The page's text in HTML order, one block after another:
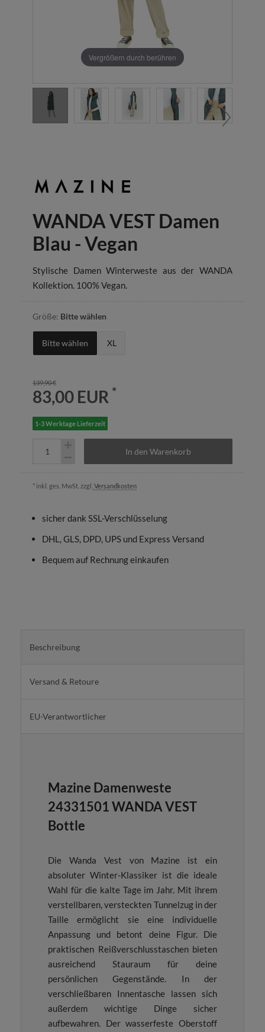
Vergrößern durch berühren
WANDA VEST Damen
Blau - Vegan
Stylische Damen Winterweste aus der WANDA
Kollektion. 100% Vegan.
Größe: Bitte wählen
Bitte wählen XL
139,90 €
83,00 EUR *
1-3 Werktage Lieferzeit
In den Warenkorb
* inkl. ges. MwSt. zzgl. Versandkosten
sicher dank SSL-Verschlüsselung
DHL, GLS, DPD, UPS und Express Versand
Bequem auf Rechnung einkaufen
Beschreibung
Versand & Retoure
EU-Verantwortlicher
Mazine Damenweste
24331501 WANDA VEST
Bottle
Die Wanda Vest von Mazine ist ein
absoluter Winter-Klassiker ist die ideale
Wahl für die kalte Tage im Jahr. Mit ihrem
verstellbaren, versteckten Tunnelzug in der
Taille ermöglicht sie eine individuelle
Anpassung und betont deine Figur. Die
praktischen Reißverschlusstaschen bieten
ausreichend Stauraum für deine
persönlichen Gegenstände. In der
verschließbaren Innentasche lassen sich
außerdem wichtige Dinge sicher
aufbewahren. Der wasserfeste Oberstoff